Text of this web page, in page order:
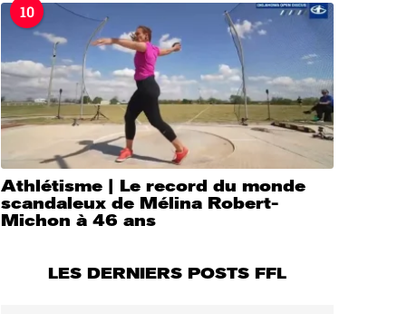
10
Athlétisme | Le record du monde
scandaleux de Mélina Robert-
Michon à 46 ans
LES DERNIERS POSTS FFL